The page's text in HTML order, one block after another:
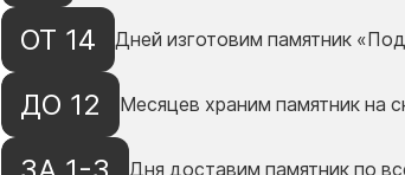
ОТ 14 Дней изготовим памятник
ДО 12 Месяцев храним памятник на
Дня доставим памятник по